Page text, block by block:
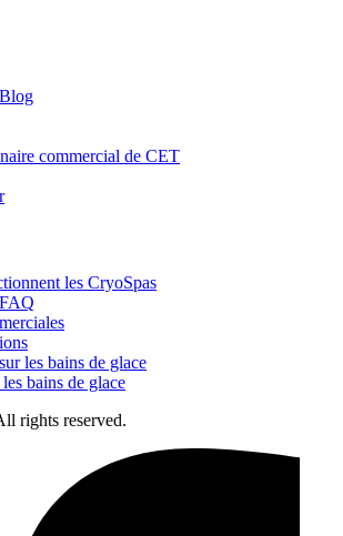
commercial de CET
les CryoSpas
les bains de glace
bains de glace
rights reserved.